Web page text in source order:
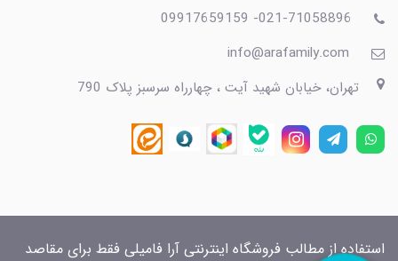
تهران، خیابان شهید آیت ، چهارراه سرسبز پلاک 790
استفاده از مطالب فروشگاه اینترنتی آرا فامیلی فقط برای مقاصد